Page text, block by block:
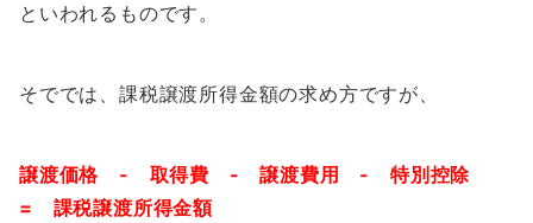
といわれるものです。
そででは、課税譲渡所得金額の求め方ですが、
譲渡価格 - 取得費 - 譲渡費用 - 特別控除
= 課税譲渡所得金額